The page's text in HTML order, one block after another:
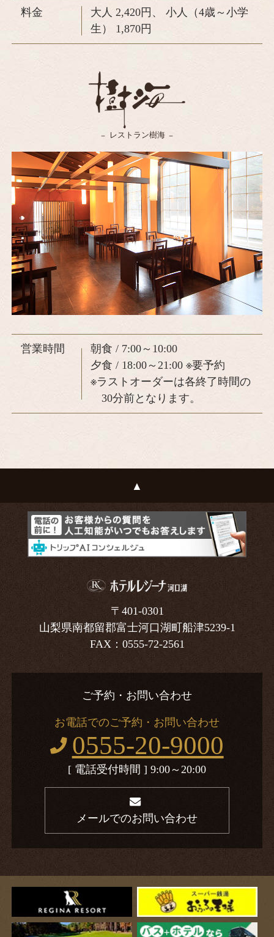
料金
大人 2,420円、 小人（4歳～小学
生） 1,870円
レストラン樹海
営業時間
朝食 / 7:00～10:00
夕食 / 18:00～21:00 ※要予約
※ラストオーダーは各終了時間の
30分前となります。
〒401-0301
山梨県南都留郡富士河口湖町船津5239-1
FAX：0555-72-2561
ご予約・お問い合わせ
お電話でのご予約・お問い合わせ
0555-20-9000
[ 電話受付時間 ] 9:00～20:00
メールでのお問い合わせ